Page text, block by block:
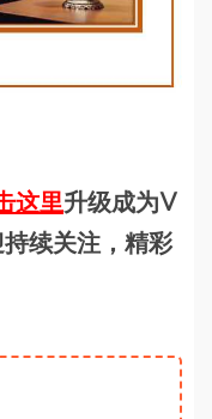
这里升级成为V
续关注，精彩